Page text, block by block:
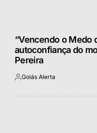
“Vencendo o Medo
autoconfiança do
Pereira
Postado
Goiás Alerta